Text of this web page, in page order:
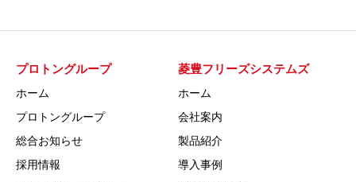
プロトングループ
ホーム
プロトングループ
総合お知らせ
採用情報
菱豊フリーズシステムズ
ホーム
会社案内
製品紹介
導入事例